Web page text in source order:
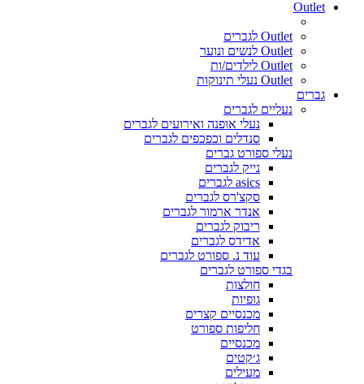
Outlet
Outlet לגברים
Outlet לנשים ונוער
Outlet לילדים/ות
Outlet נעלי תינוקות
גברים
נעליים לגברים
נעלי אופנה ואירועים לגברים
סנדלים וכפכפים לגברים
נעלי ספורט גברים
נייק לגברים
asics לגברים
סקצ'רס לגברים
אנדר ארמור לגברים
ריבוק לגברים
אדידס לגברים
עוד נ. ספורט לגברים
בגדי ספורט לגברים
חולצות
גופיות
מכנסיים קצרים
חליפות ספורט
מכנסיים
ג׳קטים
מעילים